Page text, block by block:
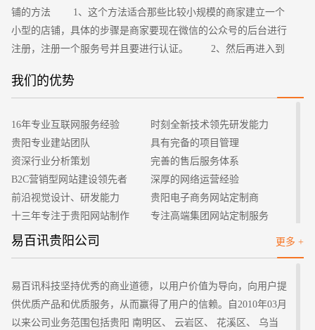
铺的方法 1、这个方法适合那些比较小规模的商家建立一个
小型的店铺，具体的步骤是商家要现在微信的公众号的后台进行
注册，注册一个服务号并且要进行认证。 2、然后再进入到
作，在这个过程中要将小程序服务的类目给补充完整。进入到小
建一个店铺了，这里需要在商品的管理中至少添加四种类型的商
品，完成之后将小程序做好绑定，配置好支付后发布，通过审核
后即可。 二、自建商城的方法 1、这个方法对应上面的
操作，是比较适合大型的商家建立微信小程序商城的，商家需要
做的第一步是打开微信的公众平台，在平台上进行注册的操作，
这里要注意的是会要求选择注册类型，这里要选小程序，这样就
好的账号以及密码等信息登录到小程序，并且进入到小程序管理
下载一个可开发小程序的工具，用这个开发的工具可将商城的代
码打开，并将该代码给上传到微信的服务器上面去。 3、再
次登录到小程序管理的后台上，可以看到一个开发管理的选项，
我们的优势
16年专业互联网服务经验
贵阳专业建站团队
资深行业分析策划
B2C营销型网站建设领先者
前沿视觉设计、研发能力
十三年专注于贵阳网站制作
客户的满意是我们唯一的宗旨
时刻全新技术领先研发能力
具有完备的项目管理
完善的售后服务体系
深厚的网络运营经验
贵阳电子商务网站定制商
专注高端集团网站定制服务
更多 +
易百讯贵阳公司
易百讯科技坚持优秀的商业道德，以用户价值为导向，向用户提
供优质产品和优质服务，从而赢得了用户的信赖。自2010年03月
以来公司业务范围包括贵阳 南明区、 云岩区、 花溪区、 乌当
您的预算 1万-3万 3万-5万
招标项目